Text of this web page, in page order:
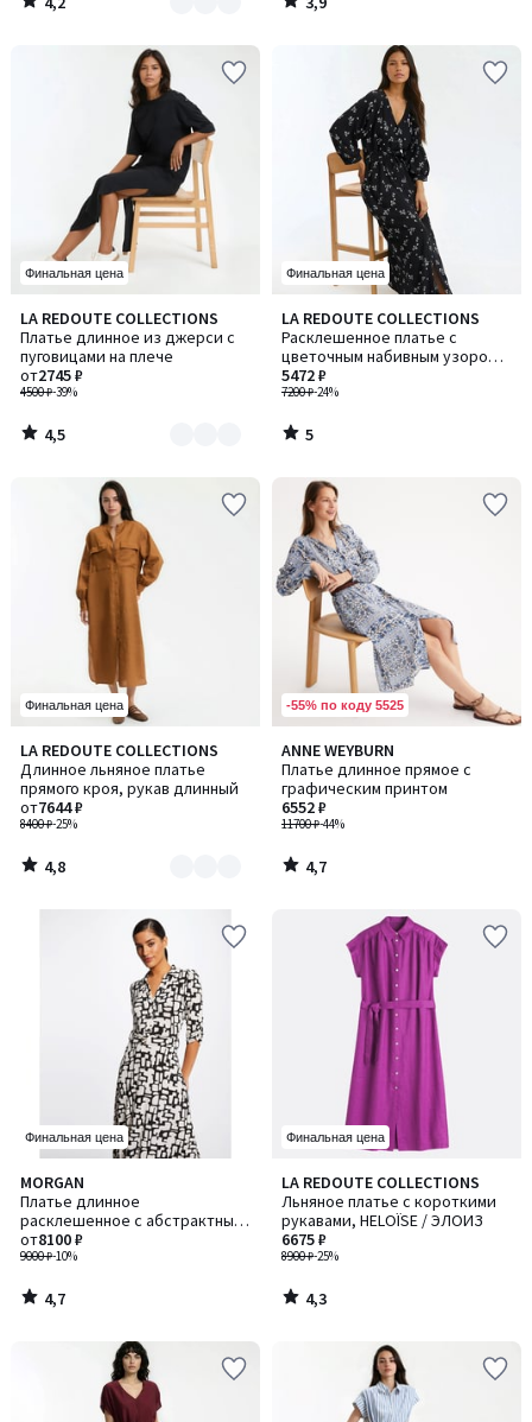
/
/
Финальная цена
LA REDOUTE COLLECTIONS
Платье длинное из джерси с
пуговицами на плече
4500 ₽-39%
от2745 ₽
4,5
/ 5
Количество
цветов:
2
4,5
/
Финальная цена
LA REDOUTE COLLECTIONS
Расклешенное платье с
цветочным набивным узором,
длина рукавов 3/4
7200 ₽-24%
5472 ₽
5
/
5
5
/
Финальная цена
LA REDOUTE COLLECTIONS
Длинное льняное платье
прямого кроя, рукав длинный
8400 ₽-25%
от7644 ₽
4,8
/ 5
Количество
цветов:
3
4,8
/
-55% по коду 5525
ANNE WEYBURN
Платье длинное прямое с
графическим принтом
11700 ₽-44%
6552 ₽
4,7
/ 5
4,7
/
Финальная цена
MORGAN
Платье длинное
расклешенное с абстрактным
принтом
9000 ₽-10%
от8100 ₽
4,7
/ 5
4,7
/
Финальная цена
LA REDOUTE COLLECTIONS
Льняное платье с короткими
рукавами, HELOÏSE / ЭЛОИЗ
8900 ₽-25%
6675 ₽
4,3
/ 5
4,3
/